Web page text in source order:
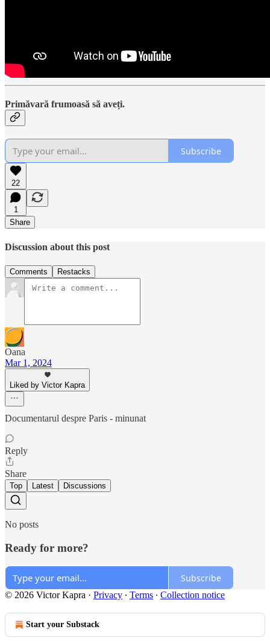
Primăvară frumoasă să aveți.
Subscribe
22
1
Share
Discussion about this post
Comments Restacks
Oana
Mar 1, 2024
Liked by Victor Kapra
Documentarul despre Paris - minunat
Reply
Share
Top Latest Discussions
No posts
Ready for more?
Subscribe
© 2026 Victor Kapra · Privacy ∙ Terms ∙ Collection notice
Start your Substack